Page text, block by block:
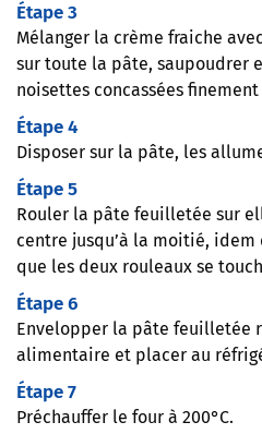
Étape 3
Mélanger la crème fraiche
sur toute la pâte, saupoudrer
noisettes concassées
Étape 4
Disposer sur la pâte, les
Étape 5
Rouler la pâte feuilletée sur
centre jusqu’à la moitié, idem
que les deux rouleaux se
Étape 6
Envelopper la pâte feuilletée
alimentaire et placer au
Étape 7
Préchauffer le four à 200°C.